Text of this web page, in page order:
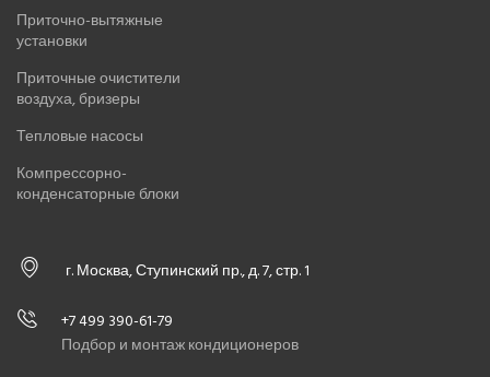
Приточно-вытяжные
установки
Приточные очистители
воздуха, бризеры
Тепловые насосы
Компрессорно-
конденсаторные блоки
г. Москва, Ступинский пр., д. 7, стр. 1
+7 499 390-61-79
Подбор и монтаж кондиционеров